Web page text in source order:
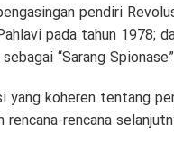
pendiri
pada tahun 1978;
“Sarang
koheren tentang
rencana